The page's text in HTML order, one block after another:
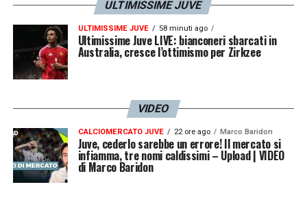
ULTIMISSIME JUVE
ULTIMISSIME JUVE 58 minuti ago
Ultimissime Juve LIVE: bianconeri sbarcati in
Australia, cresce l’ottimismo per Zirkzee
VIDEO
CALCIOMERCATO JUVE 22 ore ago Marco Baridon
Juve, cederlo sarebbe un errore! Il mercato si
infiamma, tre nomi caldissimi – Upload | VIDEO
di Marco Baridon